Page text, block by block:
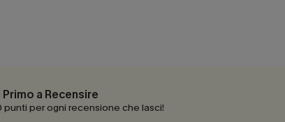
Primo a Recensire
punti per ogni recensione che lasci!